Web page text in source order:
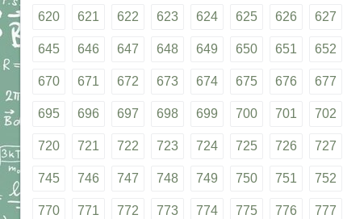
620 621 622 623 624 625 626 627
645 646 647 648 649 650 651 652
670 671 672 673 674 675 676 677
695 696 697 698 699 700 701 702
720 721 722 723 724 725 726 727
745 746 747 748 749 750 751 752
770 771 772 773 774 775 776 777